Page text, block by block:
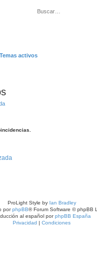
Temas activos
ProLight Style by Ian Bradley
porphpBB® Forum Software © phpBB
al español porphpBB España
Privacidad | Condiciones